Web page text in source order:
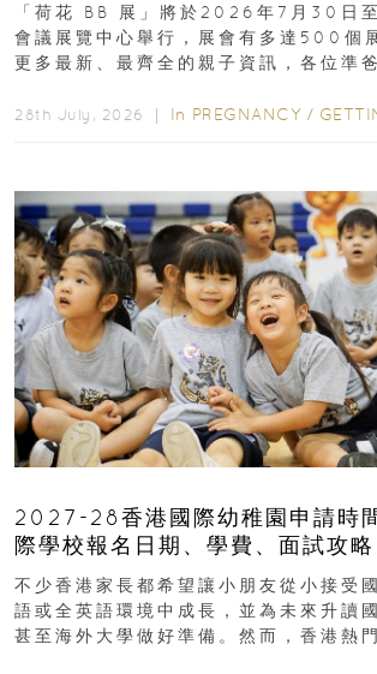
「荷花 BB 展」將於2026年7月30日
會議展覽中心舉行，展會有多達500個
更多最新、最齊全的親子資訊，各位準
28th July, 2026 ｜ In PREGNANCY /
2027-28香港國際幼稚園申請時
際學校報名日期、學費、面試攻略
不少香港家長都希望讓小朋友從小接受
語或全英語環境中成長，並為未來升讀
甚至海外大學做好準備。然而，香港熱